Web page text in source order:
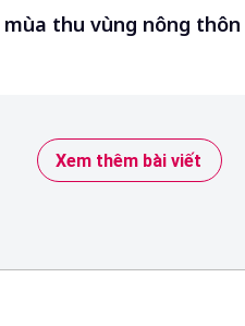
thu vùng nông
Xem thêm bài viết